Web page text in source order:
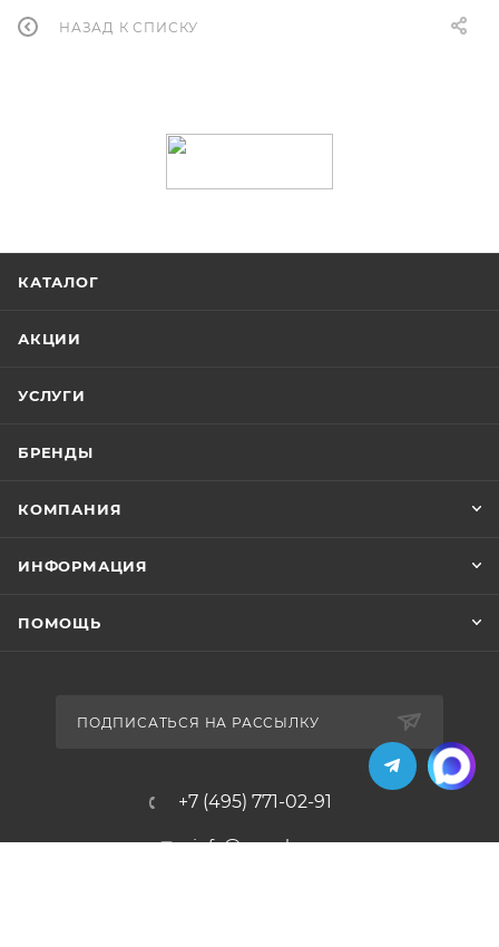
НАЗАД К СПИСКУ
КАТАЛОГ
АКЦИИ
УСЛУГИ
БРЕНДЫ
КОМПАНИЯ
ИНФОРМАЦИЯ
ПОМОЩЬ
ПОДПИСАТЬСЯ НА РАССЫЛКУ
+7 (495) 771-02-91
info@pos-shop.ru